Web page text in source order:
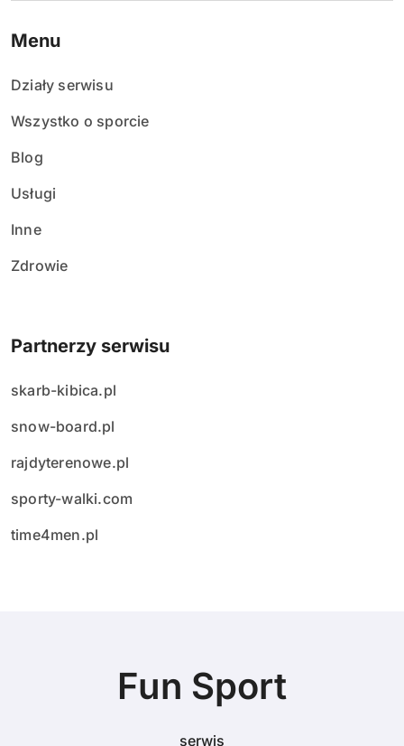
Menu
Działy serwisu
Wszystko o sporcie
Blog
Usługi
Inne
Zdrowie
Partnerzy serwisu
skarb-kibica.pl
snow-board.pl
rajdyterenowe.pl
sporty-walki.com
time4men.pl
Fun Sport
serwis